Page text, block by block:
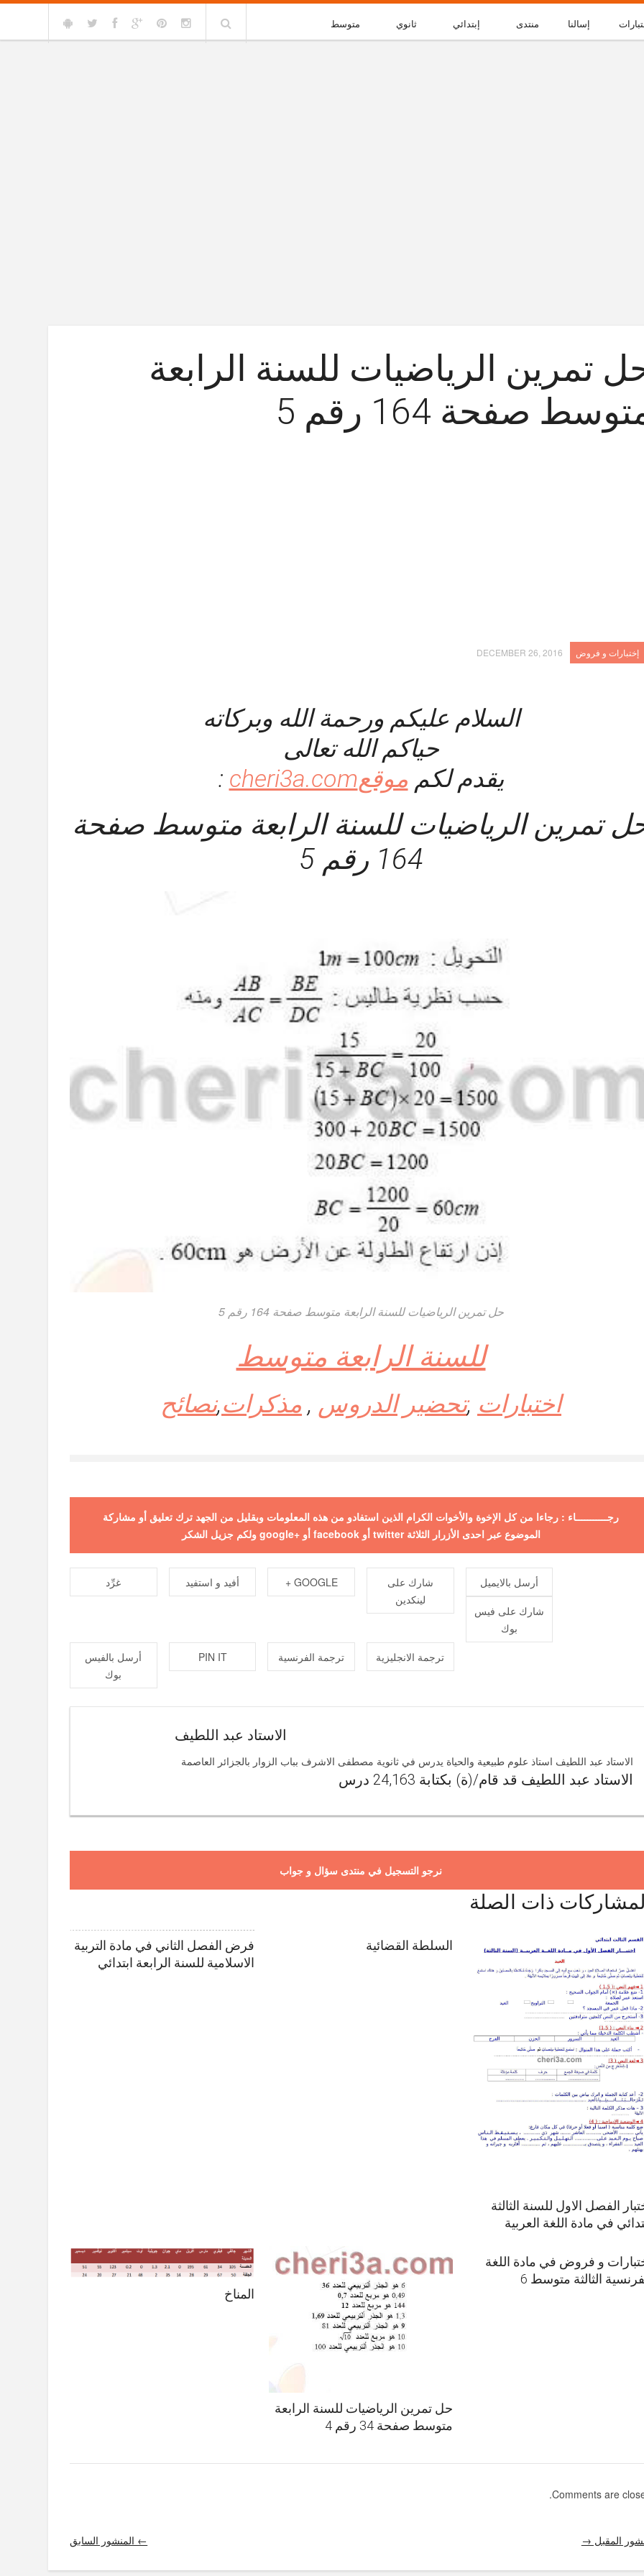
متوسط ثانوي إبتدائي منتدى إسالنا
تمرين الرياضيات للسنة الرابعة
صفحة 164 رقم 5
إختبارات و فروض DECEMBER 26, 2016
السلام عليكم ورحمة الله وبركاته
حياكم الله تعالى
يقدم لكم موقعcheri3a.com :
تمرين الرياضيات للسنة الرابعة متوسط صفحة
164 رقم 5
حل تمرين الرياضيات للسنة الرابعة متوسط صفحة 164 رقم 5
للسنة الرابعة متوسط
اختبارات ,تحضير الدروس , مذكرات,نصائح
رجـــــــــــاء : رجاءا من كل الإخوة والأخوات الكرام الذين استفادو من هذه المعلومات وبقليل من الجهد ترك تعليق أو مشاركة
الموضوع عبر احدى الأزرار الثلاثة twitter أو facebook أو +google ولكم جزيل الشكر
غرِّد أفيد و استفيد GOOGLE +
شارك على
لينكدين
أرسل بالايميل
شارك على فيس
بوك
أرسل بالفيس
بوك
PIN IT ترجمة الفرنسية ترجمة الانجليزية
الاستاد عبد اللطيف
الاستاد عبد اللطيف استاذ علوم طبيعية والحياة يدرس في ثانوية مصطفى الاشرف بباب الزوار بالجزائر العاصمة
الاستاد عبد اللطيف قد قام/(ة) بكتابة 24,163 درس
نرجو التسجيل في منتدى سؤال و جواب
ذات الصلة
فرض الفصل الثاني في مادة التربية
الاسلامية للسنة الرابعة ابتدائي
السلطة القضائية
الفصل الاول للسنة الثالثة
في مادة اللغة العربية
المناخ
حل تمرين الرياضيات للسنة الرابعة
متوسط صفحة 34 رقم 4
و فروض في مادة اللغة
الثالثة متوسط 6
Comments are
← المنشور السابق المقبل →